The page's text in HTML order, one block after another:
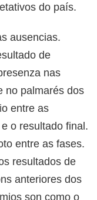
do país.
ausencias.
de
nas
no palmarés dos
entre as
o resultado final.
entre as fases.
resultados de
anteriores dos
son como o